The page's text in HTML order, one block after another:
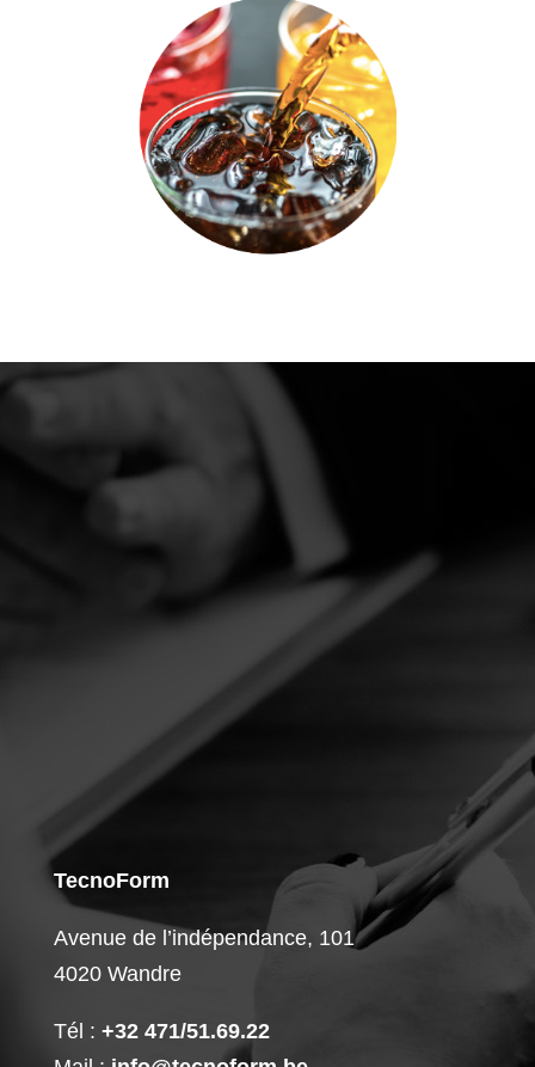
TecnoForm
Avenue de l’indépendance, 101
4020 Wandre
Tél : +32 471/51.69.22